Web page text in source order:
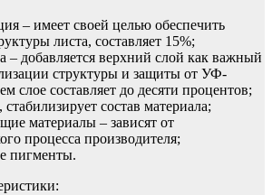
– имеет своей целью обеспечить
листа, составляет 15%;
– добавляется верхний слой как важный
структуры и защиты от УФ-
слое составляет до десяти процентов;
стабилизирует состав материала;
материалы – зависят от
процесса производителя;
пигменты.